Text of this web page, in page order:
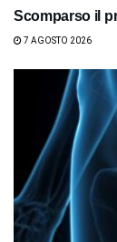
Scomparso il
7 AGOSTO 2026